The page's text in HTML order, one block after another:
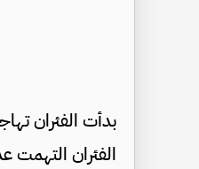
بدأت الفئران
الفئران